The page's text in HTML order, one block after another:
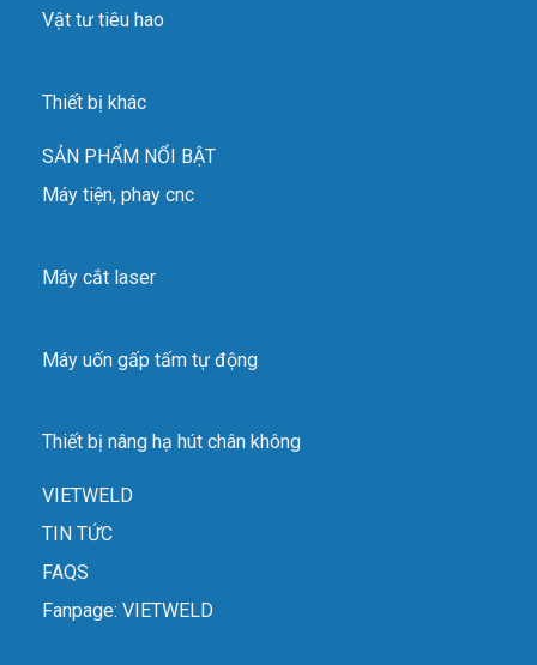
Vật tư tiêu hao
Thiết bị khác
SẢN PHẨM NỔI BẬT
Máy tiện, phay cnc
Máy cắt laser
Máy uốn gấp tấm tự động
Thiết bị nâng hạ hút chân không
VIETWELD
TIN TỨC
FAQS
Fanpage: VIETWELD